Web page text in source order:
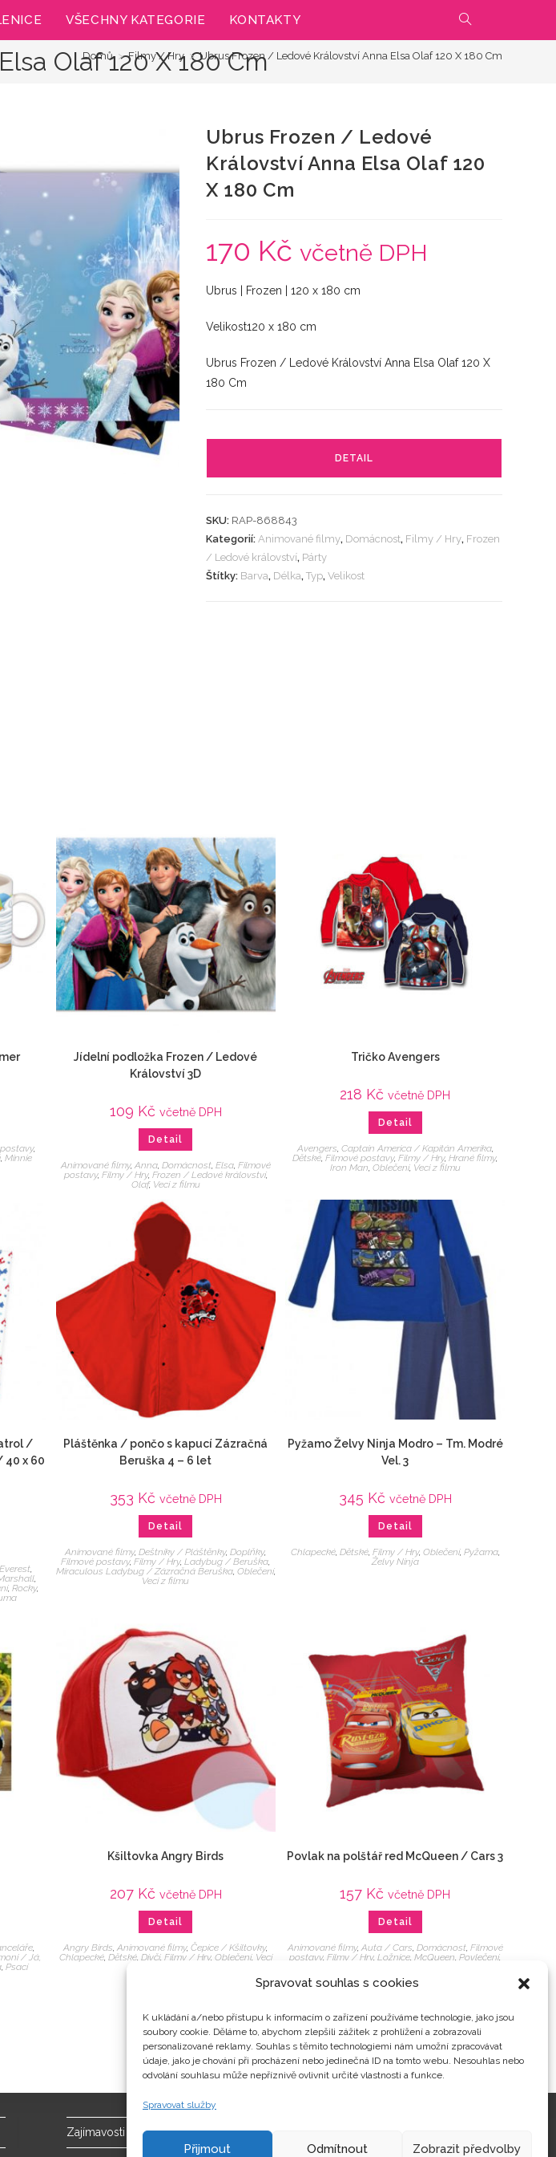
Spravovat souhlas s cookies
K ukládání a/nebo přístupu k informacím o zařízení používáme technologie, jako jsou
soubory cookie. Děláme to, abychom zlepšili zážitek z prohlížení a zobrazovali
personalizované reklamy. Souhlas s těmito technologiemi nám umožní zpracovávat
údaje, jako je chování při procházení nebo jedinečná ID na tomto webu. Nesouhlas nebo
odvolání souhlasu může nepříznivě ovlivnit určité vlastnosti a funkce.
Spravovat služby
Přijmout Odmítnout Zobrazit předvolby
VŠECHNY KATEGORIE KONTAKTY PŘEPNOUT
VYHLEDÁVÁNÍ
Olaf 120 X 180 Cm
Domů > Filmy / Hry > Ubrus Frozen / Ledové Království Anna Elsa Olaf 120 X 180 Cm
Ubrus Frozen / Ledové
Království Anna Elsa Olaf 120
X 180 Cm
170 Kč včetně DPH
Ubrus | Frozen | 120 x 180 cm
Velikost120 x 180 cm
Ubrus Frozen / Ledové Království Anna Elsa Olaf 120 X
180 Cm
DETAIL
SKU: RAP-868843
Kategorií:Animované filmy, Domácnost, Filmy / Hry, Frozen
/ Ledové království, Párty
Štítky: Barva, Délka,Typ,Velikost
,
,Minnie
Jídelní podložka Frozen / Ledové
Království 3D
109 Kč včetně DPH
Detail
Animované filmy, Anna, Domácnost, Elsa, Filmové
postavy, Filmy / Hry, Frozen / Ledové království,
Olaf, Veci z filmu
Tričko Avengers
218 Kč včetně DPH
Detail
Avengers, Captain America / Kapitán Amerika,
Dětské,Filmové postavy,Filmy / Hry,Hrané filmy,
Iron Man, Oblečení, Veci z filmu
/
40 x 60
Everest,
,
,Rocky,
Pláštěnka / pončo s kapucí Zázračná
Beruška 4 – 6 let
353 Kč včetně DPH
Detail
Animované filmy,Deštníky / Pláštěnky,Doplňky,
Filmové postavy,Filmy / Hry,Ladybug / Beruška
Miraculous Ladybug / Zázračná Beruška, Oblečení,
Veci z filmu
Pyžamo Želvy Ninja Modro – Tm. Modré
Vel. 3
345 Kč včetně DPH
Detail
Chlapecké, Dětské, Filmy / Hry, Oblečení, Pyžama,
Želvy Ninja
,
/ Já,
,Psací
Kšiltovka Angry Birds
207 Kč včetně DPH
Detail
Angry Birds,Animované filmy,Čepice / Kšiltovky,
Chlapecké, Dětské, Dívčí, Filmy / Hry, Oblečení, Veci
Povlak na polštář red McQueen / Cars 3
157 Kč včetně DPH
Detail
Animované filmy, Auta / Cars, Domácnost, Filmové
postavy,Filmy / Hry,Ložnice,McQueen,Povlečení,
Zajímavosti